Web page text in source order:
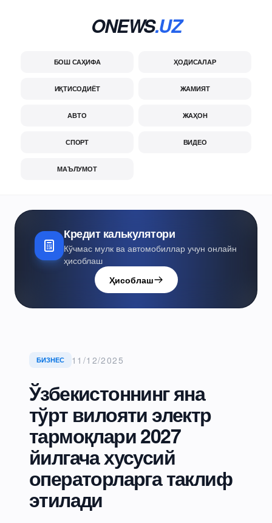
ONEWS.UZ
БОШ САҲИФА ҲОДИСАЛАР
ИҚТИСОДИЁТ ЖАМИЯТ
АВТО ЖАҲОН
СПОРТ ВИДЕО
МАЪЛУМОТ
Кредит калькулятори
Кўчмас мулк ва автомобиллар учун онлайн
ҳисоблаш
Ҳисоблаш
БИЗНЕС 11/12/2025
Ўзбекистоннинг яна
тўрт вилояти электр
тармоқлари 2027
йилгача хусусий
операторларга таклиф
этилади